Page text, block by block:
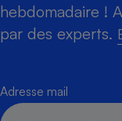
hebdomadaire !
par des experts.
Adresse mail